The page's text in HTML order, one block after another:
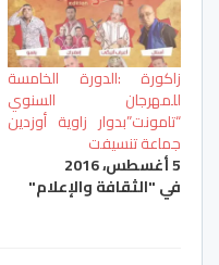
زاكورة :الدورة الخامسة
للمهرجان السنوي
“تامونت”بدوار زاوية أوزدين
جماعة تنسيفت
5 أغسطس، 2016
في "الثقافة والإعلام"